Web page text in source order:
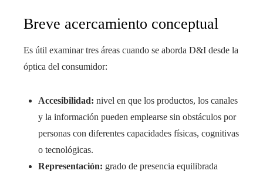
Breve acercamiento conceptual
Es útil examinar tres áreas cuando se aborda D&I desde la
óptica del consumidor:
Accesibilidad: nivel en que los productos, los canales
y la información pueden emplearse sin obstáculos por
personas con diferentes capacidades físicas, cognitivas
o tecnológicas.
Representación: grado de presencia equilibrada